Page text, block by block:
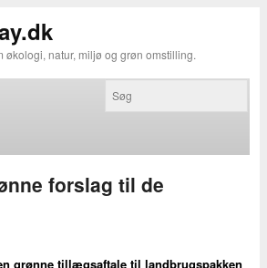
økologi, natur, miljø og grøn omstilling.
forslag til de
grønne tillægsaftale til landbrugspakken